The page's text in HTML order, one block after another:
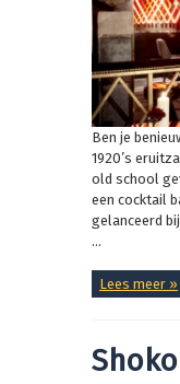
Ben je
1920’s
old school
een cocktail
gelanceerd
...
Lees meer »